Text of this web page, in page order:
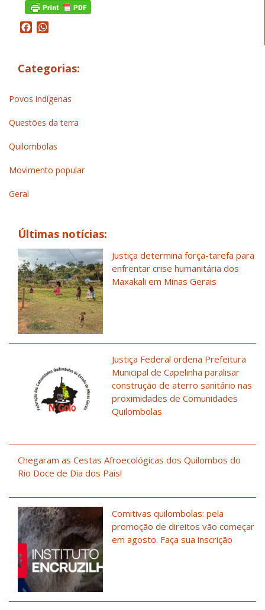
Facebook
Categorias:
Povos indígenas
Questões da terra
Quilombolas
Movimento popular
Geral
Últimas notícias:
Justiça determina força-tarefa para
enfrentar crise humanitária dos
Maxakali em Minas Gerais
Justiça Federal ordena Prefeitura
Municipal de Capelinha paralisar
construção de aterro sanitário nas
proximidades de Comunidades
Quilombolas
Chegaram as Cestas Afroecológicas dos Quilombos do
Rio Doce de Dia dos Pais!
Comitivas quilombolas: pela
promoção de direitos vão começar
em agosto. Faça sua inscrição